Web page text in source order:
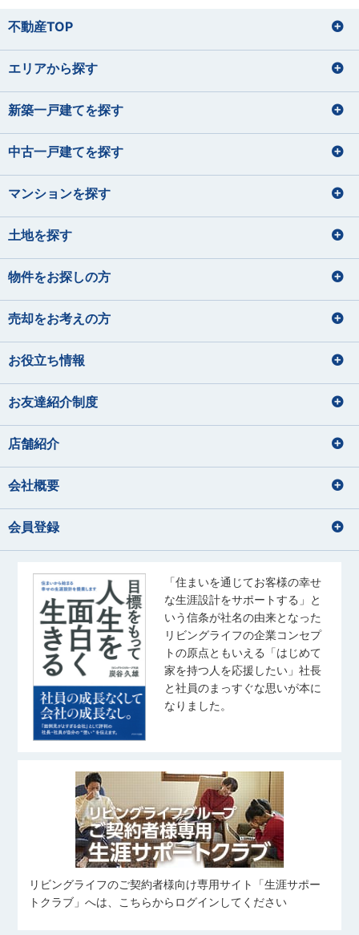
不動産TOP
エリアから探す
新築一戸建てを探す
中古一戸建てを探す
マンションを探す
土地を探す
物件をお探しの方
売却をお考えの方
お役立ち情報
お友達紹介制度
店舗紹介
会社概要
会員登録
「住まいを通じてお客様の幸せ
な生涯設計をサポートする」と
いう信条が社名の由来となった
リビングライフの企業コンセプ
トの原点ともいえる「はじめて
家を持つ人を応援したい」社長
と社員のまっすぐな思いが本に
なりました。
リビングライフのご契約者様向け専用サイト「生涯サポー
トクラブ」へは、こちらからログインしてください